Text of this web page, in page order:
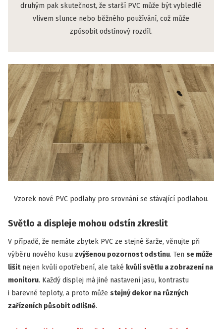
druhým pak skutečnost, že starší PVC může být vybledlé
vlivem slunce nebo běžného používání, což může
způsobit odstínový rozdíl.
Vzorek nové PVC podlahy pro srovnání se stávající podlahou.
Světlo a displeje mohou odstín zkreslit
V případě, že nemáte zbytek PVC ze stejné šarže, věnujte při
výběru nového kusu zvýšenou pozornost odstínu. Ten se může
lišitnejen kvůli opotřebení, ale také kvůli světlu a zobrazení na
monitoru. Každý displej má jiné nastavení jasu, kontrastu
i barevné teploty, a proto může stejný dekor na různých
zařízeních působit odlišně.